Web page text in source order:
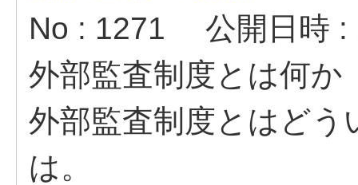
No : 1271
公開日時
外部監査制度とは何か
外部監査制度とはどう
は。